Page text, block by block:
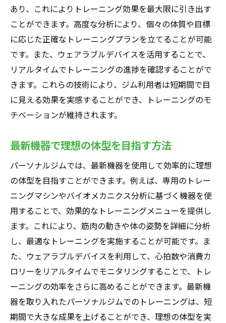
あり、これによりトレーニング効果を最大限に引き出す
ことができます。高度な分析により、個々の体質や目標
に応じた正確なトレーニングプランを立てることが可能
です。また、ウェアラブルデバイスを活用することで、
リアルタイムでトレーニングの進捗を確認することがで
きます。これらの技術により、ジム利用者は短期間で目
に見える効果を実感することができ、トレーニングのモ
チベーションが維持されます。
最新機器で理想の体型を目指す方法
パーソナルジムでは、最新機器を使用して効率的に理想
の体型を目指すことができます。例えば、専用のトレー
ニングマシンやバイオメカニクス分析に基づく機器を使
用することで、効果的なトレーニングメニューを提供し
ます。これにより、筋肉の動きや体の姿勢を詳細に分析
し、最適なトレーニングを実施することが可能です。ま
た、ウェアラブルデバイスを利用して、心拍数や消費カ
ロリーをリアルタイムでモニタリングすることで、トレ
ーニングの効率をさらに高めることができます。最新機
器を取り入れたパーソナルジムでのトレーニングは、短
期間で大きな成果を上げることができ、理想の体型を実